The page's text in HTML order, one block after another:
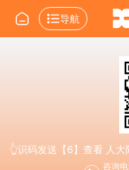
导航
👆识码发送【6】查看 人
咨询